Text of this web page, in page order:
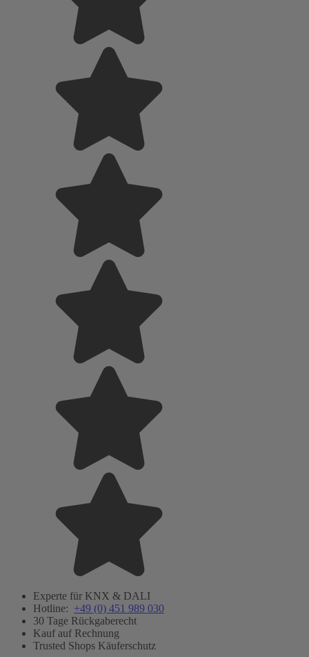
Experte für KNX & DALI
Hotline: +49 (0) 451 989 030
30 Tage Rückgaberecht
Kauf auf Rechnung
Trusted Shops Käuferschutz